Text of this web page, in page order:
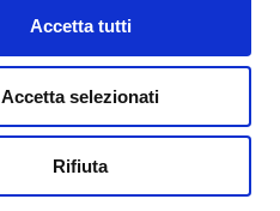
Accetta tutti
Accetta selezionati
Rifiuta